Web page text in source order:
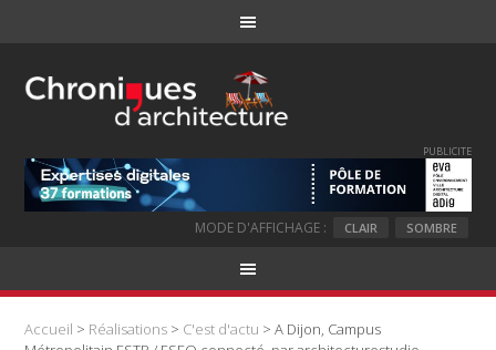
PUBLICITE
MODE D'AFFICHAGE : CLAIR SOMBRE
Accueil > Réalisations > C'est d'actu > A Dijon, Campus